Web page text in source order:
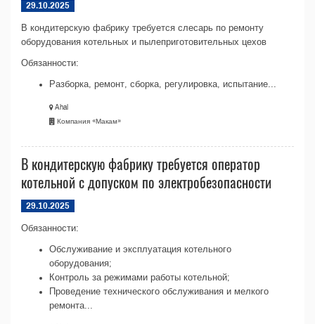
29.10.2025
В кондитерскую фабрику требуется слесарь по ремонту
оборудования котельных и пылеприготовительных цехов
Обязанности:
Разборка, ремонт, сборка, регулировка, испытание...
Ahal
Компания «Макам»
В кондитерскую фабрику требуется оператор
котельной с допуском по электробезопасности
29.10.2025
Обязанности:
Обслуживание и эксплуатация котельного
оборудования;
Контроль за режимами работы котельной;
Проведение технического обслуживания и мелкого
ремонта...